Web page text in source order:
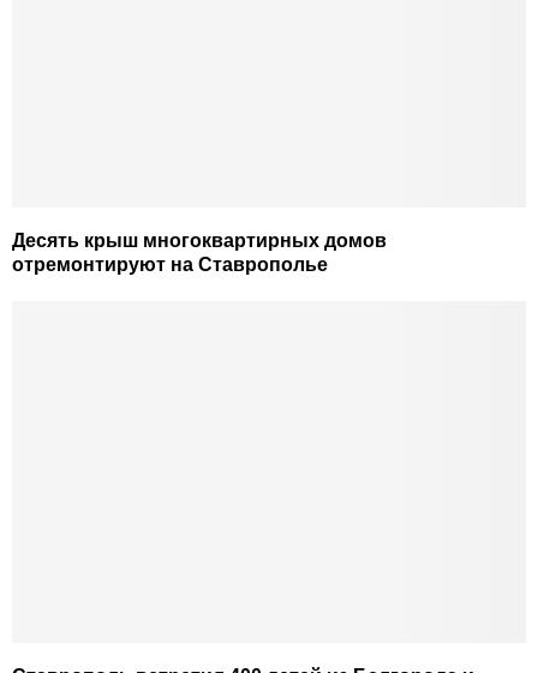
Десять крыш многоквартирных домов
отремонтируют на Ставрополье